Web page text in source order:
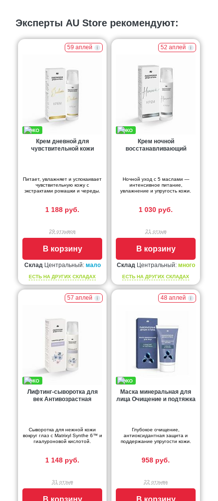
Эксперты AU Store рекомендуют:
59 аплей
Крем дневной для
чувствительной кожи
Питает, увлажняет и успокаивает
чувствительную кожу с
экстрактами ромашки и череды.
1 188 руб.
29 отзывов
В корзину
СкладЦентральный: мало
ЕСТЬ НА ДРУГИХ СКЛАДАХ
52 аплей
Крем ночной
восстанавливающий
Ночной уход с 5 маслами —
интенсивное питание,
увлажнение и упругость кожи.
1 030 руб.
21 отзыв
В корзину
СкладЦентральный: много
ЕСТЬ НА ДРУГИХ СКЛАДАХ
57 аплей
Лифтинг-сыворотка для
век Антивозрастная
Сыворотка для нежной кожи
вокруг глаз с Matrixyl Synthe 6™ и
гиалуроновой кислотой.
1 148 руб.
31 отзыв
48 аплей
Маска минеральная для
лица Очищение и подтяжка
Глубокое очищение,
антиоксидантная защита и
поддержание упругости кожи.
958 руб.
22 отзыва